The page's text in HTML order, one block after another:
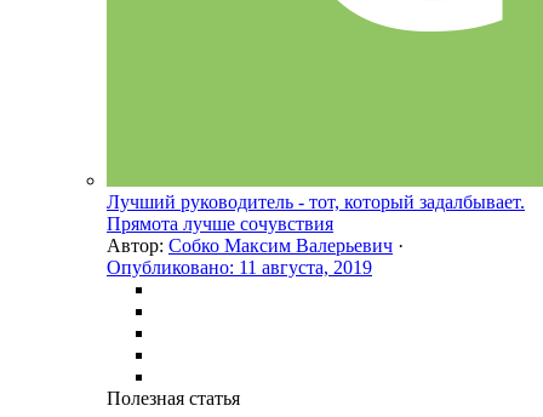
Лучший руководитель - тот, который задалбывает.
Прямота лучше сочувствия
Автор: Собко Максим Валерьевич ·
Опубликовано: 11 августа, 2019
Полезная статья